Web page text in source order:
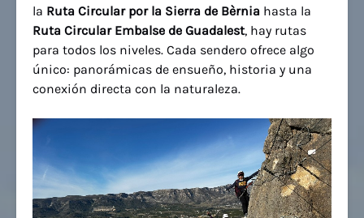
la Ruta Circular por la Sierra de Bèrnia hasta la
Ruta Circular Embalse de Guadalest, hay rutas
para todos los niveles. Cada sendero ofrece algo
único: panorámicas de ensueño, historia y una
conexión directa con la naturaleza.